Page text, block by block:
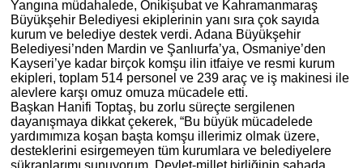
Yangına müdahalede, Onikişubat ve Kahramanmaraş
Büyükşehir Belediyesi ekiplerinin yanı sıra çok sayıda
kurum ve belediye destek verdi. Adana Büyükşehir
Belediyesi’nden Mardin ve Şanlıurfa’ya, Osmaniye’den
Kayseri’ye kadar birçok komşu ilin itfaiye ve resmi kurum
ekipleri, toplam 514 personel ve 239 araç ve iş makinesi ile
alevlere karşı omuz omuza mücadele etti.
Başkan Hanifi Toptaş, bu zorlu süreçte sergilenen
dayanışmaya dikkat çekerek, “Bu büyük mücadelede
yardımımıza koşan başta komşu illerimiz olmak üzere,
desteklerini esirgemeyen tüm kurumlara ve belediyelere
şükranlarımı sunuyorum. Devlet-millet birliğinin sahada